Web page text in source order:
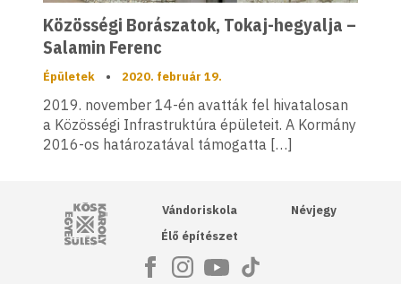
Közösségi Borászatok, Tokaj-hegyalja –
Salamin Ferenc
Épületek • 2020. február 19.
2019. november 14-én avatták fel hivatalosan
a Közösségi Infrastruktúra épületeit. A Kormány
2016-os határozatával támogatta […]
Kós Károly Egyesülés
Vándoriskola
Élő építészet
Névjegy